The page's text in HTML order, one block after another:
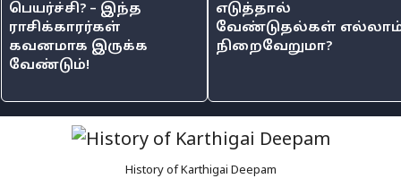
பெயர்ச்சி? – இந்த
ராசிக்காரர்கள்
கவனமாக இருக்க
வேண்டும்!
எடுத்தால்
வேண்டுதல்கள்
நிறைவேறுமா?
History of Karthigai Deepam